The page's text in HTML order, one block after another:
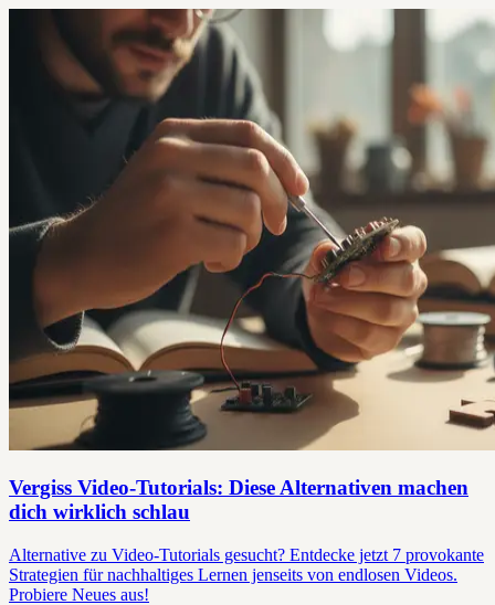
Vergiss Video-Tutorials: Diese Alternativen machen
dich wirklich schlau
Alternative zu Video-Tutorials gesucht? Entdecke jetzt 7 provokante
Strategien für nachhaltiges Lernen jenseits von endlosen Videos.
Probiere Neues aus!